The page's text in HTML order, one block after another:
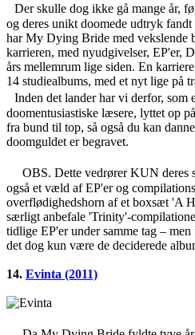
Der skulle dog ikke gå mange år,
og deres unikt doomede udtryk fandt
har My Dying Bride med vekslende
karrieren, med nyudgivelser, EP'er,
års mellemrum lige siden. En
14 studiealbums, med et nyt lige på
Inden det lander har vi derfor, som
doomentusiastiske læsere, lyttet op
fra bund til top, så også du kan
doomguldet er begravet.
OBS. Dette vedrører KUN deres
også et væld af EP'er og
overflødighedshorn af et boxsæt 'A
særligt anbefale 'Trinity'-
tidlige EP'er under samme tag –
det dog kun være de deciderede
14. Evinta (2011)